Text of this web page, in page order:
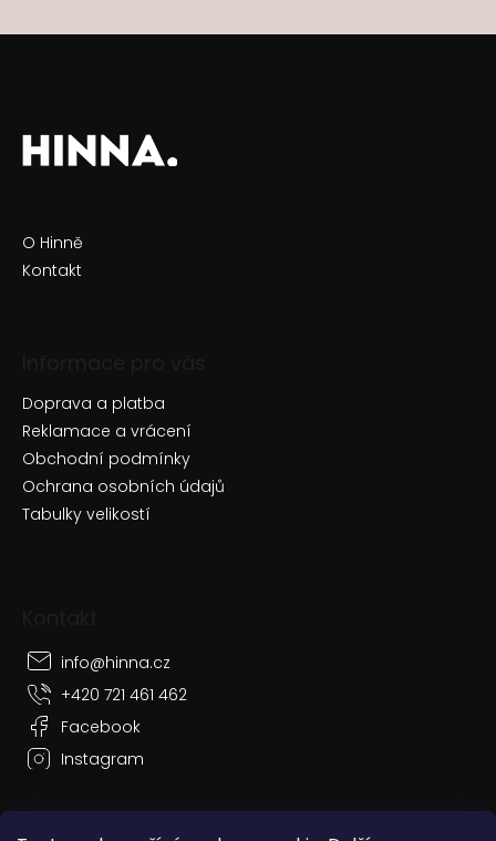
O Hinně
Kontakt
Doprava a platba
Reklamace a vrácení
Obchodní podmínky
Ochrana osobních údajů
Tabulky velikostí
info@hinna.cz
+420 721 461 462
Facebook
Instagram